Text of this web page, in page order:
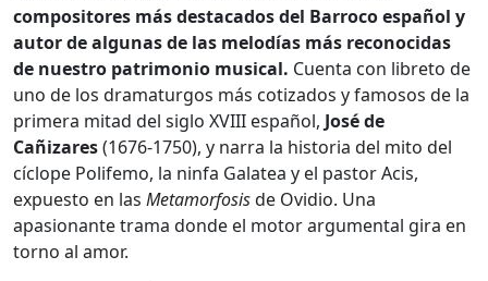
compositores más destacados del Barroco español y
autor de algunas de las melodías más reconocidas
de nuestro patrimonio musical. Cuenta con libreto de
uno de los dramaturgos más cotizados y famosos de la
primera mitad del siglo XVIII español, José de
Cañizares(1676-1750), y narra la historia del mito del
cíclope Polifemo, la ninfa Galatea y el pastor Acis,
expuesto en las Metamorfosisde Ovidio. Una
apasionante trama donde el motor argumental gira en
torno al amor.